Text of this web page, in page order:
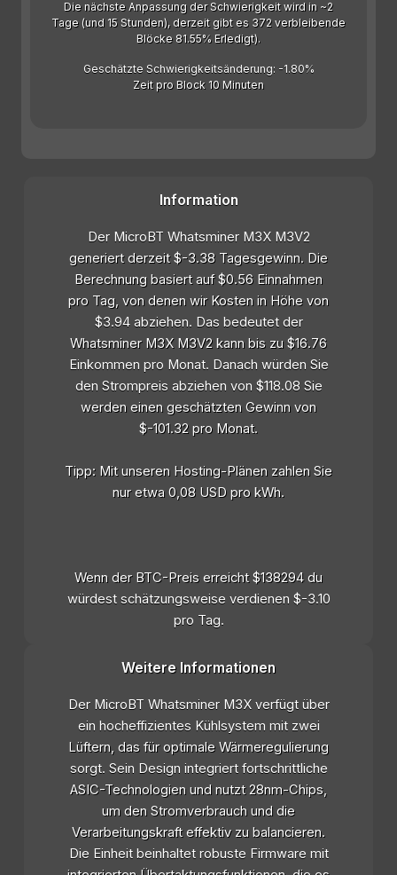
Die nächste Anpassung der Schwierigkeit wird in ~2
Tage (und 15 Stunden), derzeit gibt es 372 verbleibende
Blöcke 81.55% Erledigt).
Geschätzte Schwierigkeitsänderung: -1.80%
Zeit pro Block 10 Minuten
Information
Der MicroBT Whatsminer M3X M3V2
generiert derzeit $-3.38 Tagesgewinn. Die
Berechnung basiert auf $0.56 Einnahmen
pro Tag, von denen wir Kosten in Höhe von
$3.94 abziehen. Das bedeutet der
Whatsminer M3X M3V2 kann bis zu $16.76
Einkommen pro Monat. Danach würden Sie
den Strompreis abziehen von $118.08 Sie
werden einen geschätzten Gewinn von
$-101.32 pro Monat.
Tipp: Mit unseren Hosting-Plänen zahlen Sie
nur etwa 0,08 USD pro kWh.
Wenn der BTC-Preis erreicht $138294 du
würdest schätzungsweise verdienen $-3.10
pro Tag.
Weitere Informationen
Der MicroBT Whatsminer M3X verfügt über
ein hocheffizientes Kühlsystem mit zwei
Lüftern, das für optimale Wärmeregulierung
sorgt. Sein Design integriert fortschrittliche
ASIC-Technologien und nutzt 28nm-Chips,
um den Stromverbrauch und die
Verarbeitungskraft effektiv zu balancieren.
Die Einheit beinhaltet robuste Firmware mit